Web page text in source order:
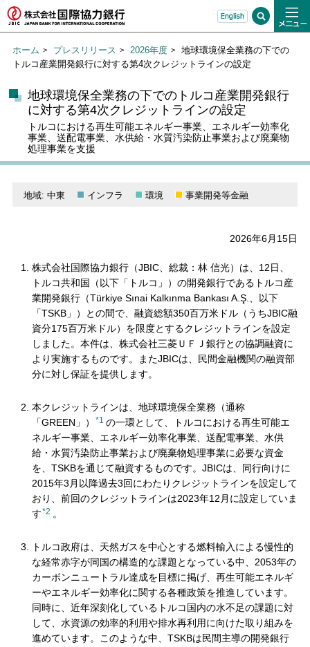
ホーム プレスリリース 2026年度
地球環境保全業務の下での
トルコ産業開発銀行に対する第4次クレジットラインの設定
地球環境保全業務の下でのトルコ産業開発銀行
に対する第4次クレジットラインの設定
トルコにおける再生可能エネルギー事業、エネルギー効率化
事業、送配電事業、水供給・水質汚染防止事業および廃棄物
処理事業を支援
地域: 中東 インフラ 環境 事業開発等金融
2026年6月15日
株式会社国際協力銀行（JBIC、総裁：林 信光）は、12日、
トルコ共和国（以下「トルコ」）の開発銀行であるトルコ産
業開発銀行（Türkiye Sınai Kalkınma Bankası A.Ş.、以下
「TSKB」）との間で、融資総額350百万米ドル（うちJBIC融
資分175百万米ドル）を限度とするクレジットラインを設定
しました。本件は、株式会社三菱ＵＦＪ銀行との協調融資に
より実施するものです。またJBICは、民間金融機関の融資部
分に対し保証を提供します。
本クレジットラインは、地球環境保全業務（通称
「GREEN」）
*1 の一環として、トルコにおける再生可能エ
ネルギー事業、エネルギー効率化事業、送配電事業、水供
給・水質汚染防止事業および廃棄物処理事業に必要な資金
を、TSKBを通じて融資するものです。JBICは、同行向けに
2015年3月以降過去3回にわたりクレジットラインを設定して
おり、前回のクレジットラインは2023年12月に設定していま
す*2 。
トルコ政府は、天然ガスを中心とする燃料輸入による慢性的
な経常赤字が同国の構造的な課題となっている中、2053年の
カーボンニュートラル達成を目標に掲げ、再生可能エネルギ
ーやエネルギー効率化に関する各種政策を推進しています。
同時に、近年深刻化しているトルコ国内の水不足の課題に対
して、水資源の効率的利用や排水再利用に向けた取り組みを
進めています。このような中、TSKBは民間主導の開発銀行